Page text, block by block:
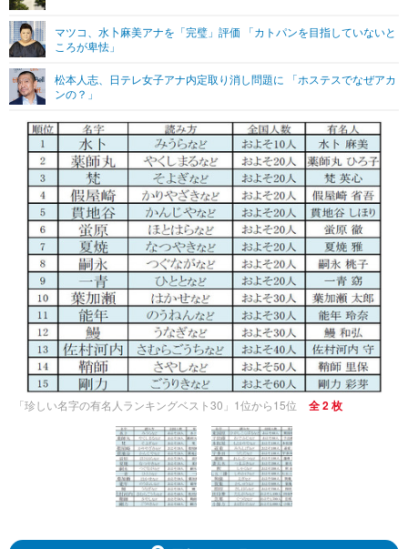
グラビア
ショッピング その他
その他
プッシュ通知の停止方法
マツコ、水卜麻美アナを「完璧」評価 「カトパンを目指していないと
ころが卑怯」
松本人志、日テレ女子アナ内定取り消し問題に 「ホステスでなぜアカ
ンの？」
「珍しい名字の有名人ランキングベスト30」1位から15位 全 2 枚